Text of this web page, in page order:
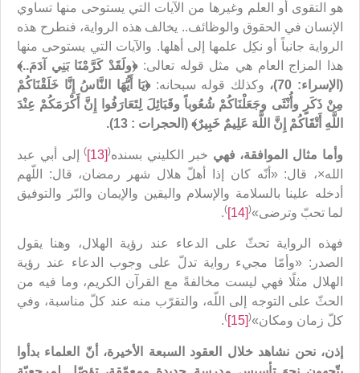
هو التقوى أو العلم وغيرها من الآيات التي يستوحى منها تساوي
الإنسان في الحقوق والوظائف.. يخالف هذه الرواية، فنطرح هذه
الرواية جانباً أو نكِل علمها إلى أهلها. والآيات التي يستوحى منها
هذا المزاج العام هي مثل قوله تعالى:﴿ولَقَدْ كَرَّمْنَا بَنِي آدَمَ..﴾
(الإسراء: 70)،
وكذلك قوله سبحانه:﴿يَا أَيُّهَا النَّاسُ إِنَّا خَلَقْنَاكُمْ
مِنْ ذَكَرٍ وأُنْثَى وجَعَلْنَاكُمْ شُعُوباً وقَبَائِلَ لِتَعَارَفُوا إِنَّ أَكْرَمَكُمْ عِنْدَ
اللَّهِ أَتْقَاكُمْ إِنَّ اللَّهَ عَلِيمٌ خَبِيرٌ﴾ (الحجرات : 13).
وأما مثال الموافقة، فهي خبر الكليني بسنده(
[13]
)إلى أبي عبد
الله×، قال: «أنّه كان إذا أهلّ‏ هلال‏ شهر رمضان، قال: اللّهم
أدخله علينا بالسلامة والإسلام واليقين والإيمان والبّر والتوفيق
لما تحبّ وترضى»(
[14]
)
.
فهذه الرواية تحثّ على الدعاء عند رؤية الهلال، وهنا يقول
الصدر: «وأمّا مجي‏ء رواية تدلّ على وجوب الدعاء عند رؤية
الهلال مثلًا فهي ليست مخالفةً مع القرآن الكريم، وما فيه من
الحثّ على التوجه إلى اللّه، والتقرّب منه عند كلّ مناسبة، وفي
كلّ زمان ومكان»(
[15]
)
.
إذن، نحن نشاهد خلال العقود السبعة الأخيرة، أنّ العلماء بدأوا